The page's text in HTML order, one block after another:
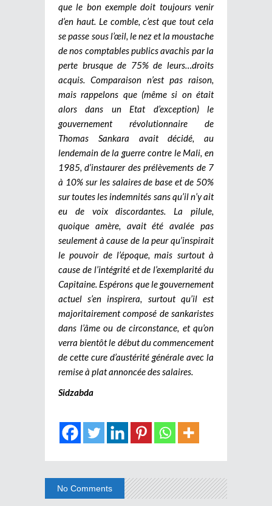
que le bon exemple doit toujours venir
d’en haut. Le comble, c’est que tout cela
se passe sous l’œil, le nez et la moustache
de nos comptables publics avachis par la
perte brusque de 75% de leurs…droits
acquis. Comparaison n’est pas raison,
mais rappelons que (même si on était
alors dans un Etat d’exception) le
gouvernement révolutionnaire de
Thomas Sankara avait décidé, au
lendemain de la guerre contre le Mali, en
1985, d’instaurer des prélèvements de 7
à 10% sur les salaires de base et de 50%
sur toutes les indemnités sans qu’il n’y ait
eu de voix discordantes. La pilule,
quoique amère, avait été avalée pas
seulement à cause de la peur qu’inspirait
le pouvoir de l’époque, mais surtout à
cause de l’intégrité et de l’exemplarité du
Capitaine. Espérons que le gouvernement
actuel s’en inspirera, surtout qu’il est
majoritairement composé de sankaristes
dans l’âme ou de circonstance, et qu’on
verra bientôt le début du commencement
de cette cure d’austérité générale avec la
remise à plat annoncée des salaires.
Sidzabda
No Comments